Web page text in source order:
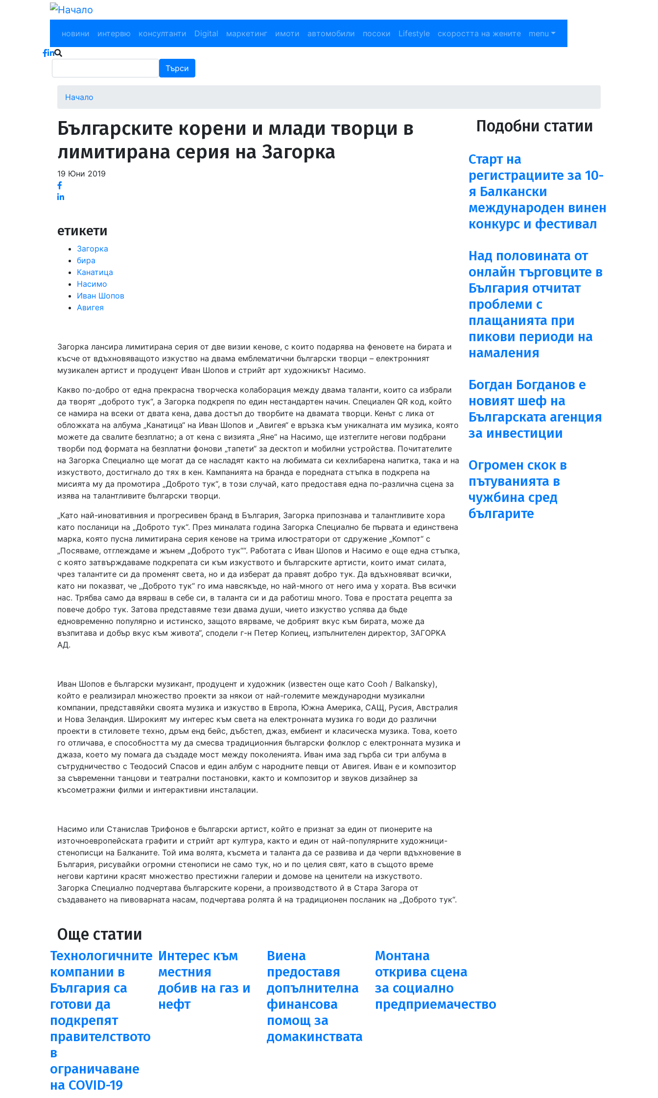
Main navigation
новини интервю консултанти Digital маркетинг имоти автомобили посоки Lifestyle скоростта на жените menu
Търси
Начало
Българските корени и млади творци в
лимитирана серия на Загорка
19 Юни 2019
етикети
Загорка
бира
Канатица
Насимо
Иван Шопов
Авигея
Загорка лансира лимитирана серия от две визии кенове, с които подарява на феновете на бирата и
късче от вдъхновяващото изкуство на двама емблематични български творци – електронният
музикален артист и продуцент Иван Шопов и стрийт арт художникът Насимо.
Какво по-добро от една прекрасна творческа колаборация между двама таланти, които са избрали
да творят „доброто тук“, а Загорка подкрепя по един нестандартен начин. Специален QR код, който
се намира на всеки от двата кена, дава достъп до творбите на двамата творци. Кенът с лика от
обложката на албума „Канатица“ на Иван Шопов и „Авигея“ е връзка към уникалната им музика, която
можете да свалите безплатно; а от кена с визията „Яне“ на Насимо, ще изтеглите негови подбрани
творби под формата на безплатни фонови „тапети“ за десктоп и мобилни устройства. Почитателите
на Загорка Специално ще могат да се насладят както на любимата си кехлибарена напитка, така и на
изкуството, достигнало до тях в кен. Кампанията на бранда е поредната стъпка в подкрепа на
мисията му да промотира „Доброто тук“, в този случай, като предоставя една по-различна сцена за
изява на талантливите български творци.
„Като най-иновативния и прогресивен бранд в България, Загорка припознава и талантливите хора
като посланици на „Доброто тук“. През миналата година Загорка Специално бе първата и единствена
марка, която пусна лимитирана серия кенове на трима илюстратори от сдружение „Компот“ с
„Посяваме, отглеждаме и жънем „Доброто тук““. Работата с Иван Шопов и Насимо е още една стъпка,
с която затвърждаваме подкрепата си към изкуството и българските артисти, които имат силата,
чрез талантите си да променят света, но и да изберат да правят добро тук. Да вдъхновяват всички,
като ни показват, че „Доброто тук“ го има навсякъде, но най-много от него има у хората. Във всички
нас. Трябва само да вярваш в себе си, в таланта си и да работиш много. Това е простата рецепта за
повече добро тук. Затова представяме тези двама души, чието изкуство успява да бъде
едновременно популярно и истинско, защото вярваме, че добрият вкус към бирата, може да
възпитава и добър вкус към живота“, сподели г-н Петер Копиец, изпълнителен директор, ЗАГОРКА
АД.
Иван Шопов е български музикант, продуцент и художник (известен още като Cooh / Balkansky),
който е реализирал множество проекти за някои от най-големите международни музикални
компании, представяйки своята музика и изкуство в Европа, Южна Америка, САЩ, Русия, Австралия
и Нова Зеландия. Широкият му интерес към света на електронната музика го води до различни
проекти в стиловете техно, дръм енд бейс, дъбстеп, джаз, ембиент и класическа музика. Това, което
го отличава, е способността му да смесва традиционния български фолклор с електронната музика и
джаза, което му помага да създаде мост между поколенията. Иван има зад гърба си три албума в
сътрудничество с Теодосий Спасов и един албум с народните певци от Авигея. Иван е и композитор
за съвременни танцови и театрални постановки, както и композитор и звуков дизайнер за
късометражни филми и интерактивни инсталации.
Насимо или Станислав Трифонов е български артист, който е признат за един от пионерите на
източноевропейската графити и стрийт арт култура, както и един от най-популярните художници-
стенописци на Балканите. Той има волята, късмета и таланта да се развива и да черпи вдъхновение в
България, рисувайки огромни стенописи не само тук, но и по целия свят, като в същото време
негови картини красят множество престижни галерии и домове на ценители на изкуството.
Загорка Специално подчертава българските корени, а производството й в Стара Загора от
създаването на пивоварната насам, подчертава ролята й на традиционен посланик на „Доброто тук“.
Още статии
Технологичните
компании в
България са
готови да
подкрепят
правителството
в
ограничаване
на COVID-19
Интерес към
местния
добив на газ и
нефт
Виена
предоставя
допълнителна
финансова
помощ за
домакинствата
Монтана
открива сцена
за социално
предприемачество
Подобни статии
Старт на
регистрациите за 10-
я Балкански
международен винен
конкурс и фестивал
Над половината от
онлайн търговците в
България отчитат
проблеми с
плащанията при
пикови периоди на
намаления
Богдан Богданов е
новият шеф на
Българската агенция
за инвестиции
Огромен скок в
пътуванията в
чужбина сред
българите